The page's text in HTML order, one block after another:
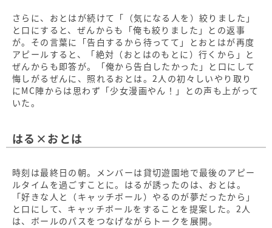
さらに、おとはが続けて「（気になる人を）絞りました」
と口にすると、ぜんからも「俺も絞りました」との返事
が。その言葉に「告白するから待ってて」とおとはが再度
アピールすると、「絶対（おとはのもとに）行くから」と
ぜんからも即答が。「俺から告白したかった」と口にして
悔しがるぜんに、照れるおとは。2人の初々しいやり取り
にMC陣からは思わず「少女漫画やん！」との声も上がって
いた。
はる×おとは
時刻は最終日の朝。メンバーは貸切遊園地で最後のアピー
ルタイムを過ごすことに。はるが誘ったのは、おとは。
「好きな人と（キャッチボール）やるのが夢だったから」
と口にして、キャッチボールをすることを提案した。2人
は、ボールのパスをつなげながらトークを展開。